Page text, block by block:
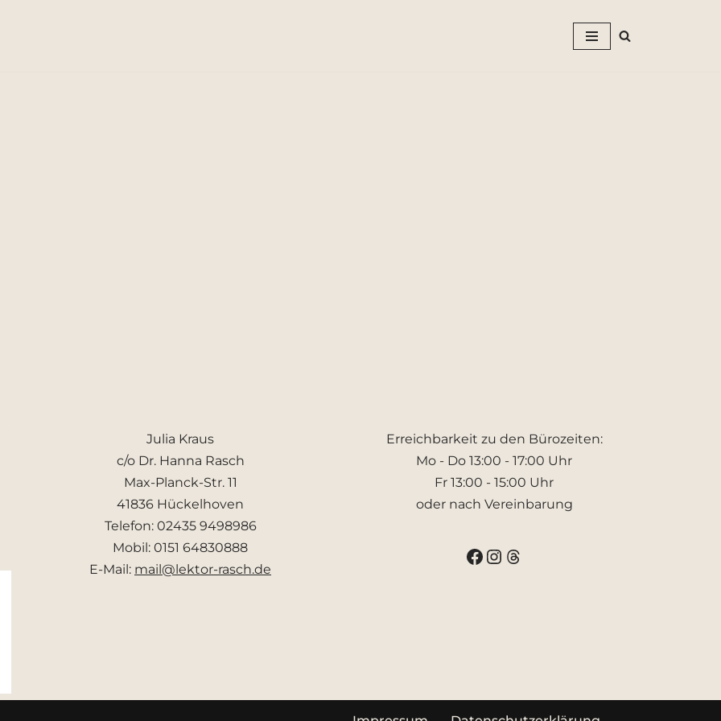
Julia Kraus
c/o Dr. Hanna Rasch
Max-Planck-Str. 11
41836 Hückelhoven
Telefon: 02435 9498986
Mobil: 0151 64830888
E-Mail: mail@lektor-rasch.de
Erreichbarkeit zu den Bürozeiten:
Mo - Do 13:00 - 17:00 Uhr
Fr 13:00 - 15:00 Uhr
oder nach Vereinbarung